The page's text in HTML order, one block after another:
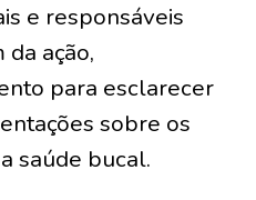
e responsáveis
ação,
para esclarecer
sobre os
saúde bucal.